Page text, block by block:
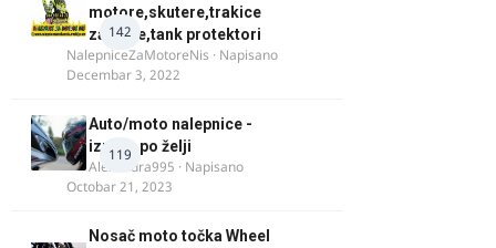
142
motore,skutere,trakice
za felne,tank protektori
NalepniceZaMotoreNis · Napisano
Decembar 3, 2022
119
Auto/moto nalepnice -
izrada po želji
Alexandra995 · Napisano
Octobar 21, 2023
Nosač moto točka Wheel